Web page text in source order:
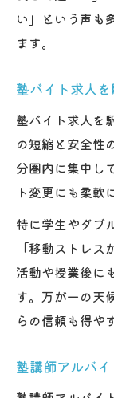
い」という声も
ます。
塾バイト求人
塾バイト求人を
の短縮と安全性
分圏内に集中し
ト変更にも柔軟
特に学生やダブ
「移動ストレ
活動や授業後に
す。万が一の天
らの信頼も得や
塾講師アルバ